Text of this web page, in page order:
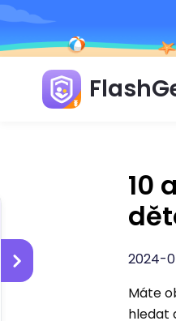
10
2024-
Máte
hledat